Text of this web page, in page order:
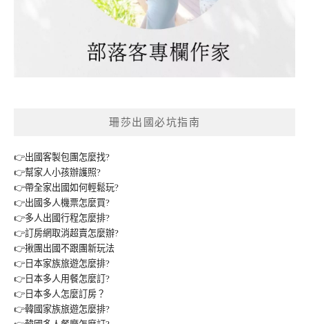
珊莎出國必坑指南
👉出國客製包團怎麼找?
👉幫家人小孩辦護照?
👉帶全家出國如何輕鬆玩?
👉出國多人機票怎麼買?
👉多人出國行程怎麼排?
👉訂房網取消超賣怎麼辦?
👉揪團出國不跟團新玩法
👉日本家族旅遊怎麼排?
👉日本多人用餐怎麼訂?
👉日本多人怎麼訂房？
👉韓國家族旅遊怎麼排?